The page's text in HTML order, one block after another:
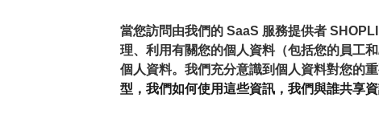
當您訪問由我們的 SaaS 服務提供者
理、利用有關您的個人資料（包括您的員工
個人資料。我們充分意識到個人資料對您的
型，我們如何使用這些資訊，我們與誰共享